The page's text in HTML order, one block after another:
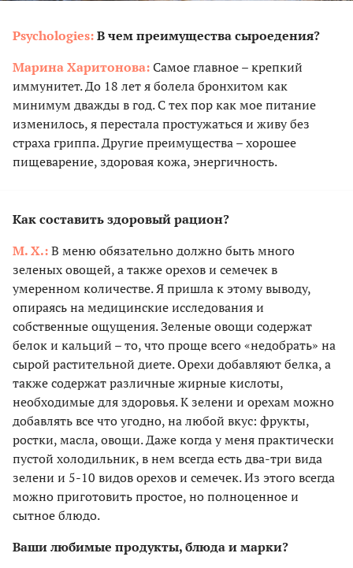
Psychologies:В чем преимущества сыроедения?
Марина Харитонова:Самое главное – крепкий
иммунитет. До 18 лет я болела бронхитом как
минимум дважды в год. С тех пор как мое питание
изменилось, я перестала простужаться и живу без
страха гриппа. Другие преимущества – хорошее
пищеварение, здоровая кожа, энергичность.
Как составить здоровый рацион?
М. Х.:В меню обязательно должно быть много
зеленых овощей, а также орехов и семечек в
умеренном количестве. Я пришла к этому выводу,
опираясь на медицинские исследования и
собственные ощущения. Зеленые овощи содержат
белок и кальций – то, что проще всего «недобрать» на
сырой растительной диете. Орехи добавляют белка, а
также содержат различные жирные кислоты,
необходимые для здоровья. К зелени и орехам можно
добавлять все что угодно, на любой вкус: фрукты,
ростки, масла, овощи. Даже когда у меня практически
пустой холодильник, в нем всегда есть два-три вида
зелени и 5-10 видов орехов и семечек. Из этого всегда
можно приготовить простое, но полноценное и
сытное блюдо.
Ваши любимые продукты, блюда и марки?